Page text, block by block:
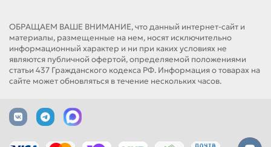
ОБРАЩАЕМ ВАШЕ ВНИМАНИЕ, что данный интернет-сайт и
материалы, размещенные на нем, носят исключительно
информационный характер и ни при каких условиях не
являются публичной офертой, определяемой положениями
статьи 437 Гражданского кодекса РФ. Информация о товарах на
сайте может обновляться в течение нескольких часов.